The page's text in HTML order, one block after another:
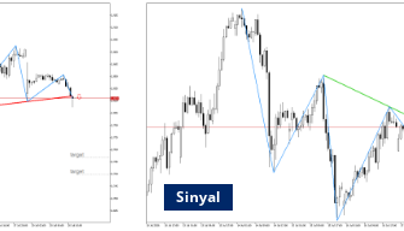
Sinyal